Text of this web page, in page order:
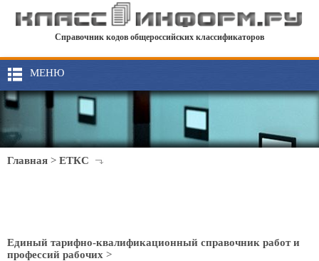
Справочник кодов общероссийских классификаторов
МЕНЮ
Главная > ЕТКС
Единый тарифно-квалификационный справочник работ и
профессий рабочих >